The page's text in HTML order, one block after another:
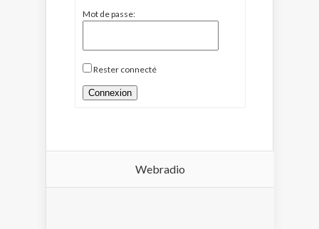
Mot de passe:
Rester connecté
Connexion
Webradio